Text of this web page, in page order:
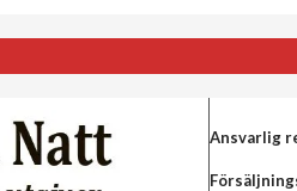
Ansvarlig